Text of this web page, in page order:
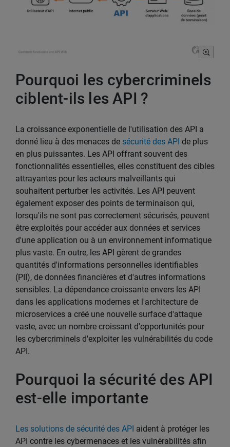
Pourquoi les cybercriminels
ciblent-ils les API ?
La croissance exponentielle de l'utilisation des API a
donné lieu à des menaces de sécurité des API de plus
en plus puissantes. Les API offrant souvent des
fonctionnalités essentielles, elles constituent des cibles
attrayantes pour les acteurs malveillants qui
souhaitent perturber les activités. Les API peuvent
également exposer des points de terminaison qui,
lorsqu'ils ne sont pas correctement sécurisés, peuvent
être exploités pour accéder aux données et services
d'une application ou à un environnement informatique
plus vaste. En outre, les API gèrent de grandes
quantités d'informations personnelles identifiables
(PII), de données financières et d'autres informations
sensibles. La dépendance croissante envers les API
dans les applications modernes et l'architecture de
microservices a créé une nouvelle surface d'attaque
vaste, avec un nombre croissant d'opportunités pour
les cybercriminels d'exploiter les vulnérabilités du code
API.
Pourquoi la sécurité des API
est-elle importante
Les solutions de sécurité des API aident à protéger les
API contre les cybermenaces et les vulnérabilités afin